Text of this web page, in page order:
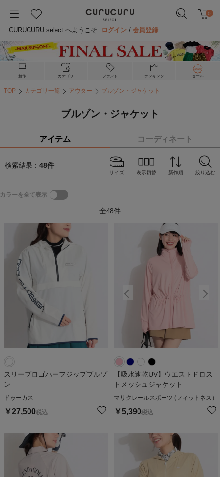
0
CURUCURU select へようこそ ログイン /会員登録
新作 カテゴリ ブランド ランキング セール
TOP カテゴリ一覧 アウター ブルゾン・ジャケット
ブルゾン・ジャケット
アイテム コーディネート
検索結果： 48件
サイズ 表示切替 新作順 絞り込む
カラーを全て表示
全48件
スリーブロゴハーフジップブルゾ
ン
ドゥーカス
￥27,500税込
【吸水速乾UV】ウエストドロス
トメッシュジャケット
マリクレールスポーツ (フィットネス）
￥5,390税込